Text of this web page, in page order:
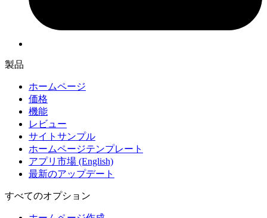
製品
ホームページ
価格
機能
レビュー
サイトサンプル
ホームページテンプレート
アプリ市場 (English)
最新のアップデート
すべてのオプション